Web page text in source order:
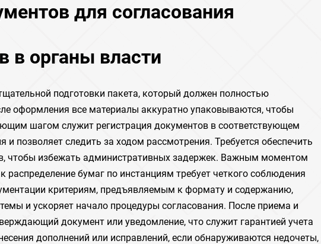
для согласования
в органы власти
подготовки пакета, который должен полностью
оформления все материалы аккуратно упаковываются, чтобы
шагом служит регистрация документов в соответствующем
и позволяет следить за ходом рассмотрения. Требуется обеспечить
чтобы избежать административных задержек. Важным моментом
распределение бумаг по инстанциям требует четкого соблюдения
критериям, предъявляемым к формату и содержанию,
и ускоряет начало процедуры согласования. После приема и
документ или уведомление, что служит гарантией учета
дополнений или исправлений, если обнаруживаются недочеты,